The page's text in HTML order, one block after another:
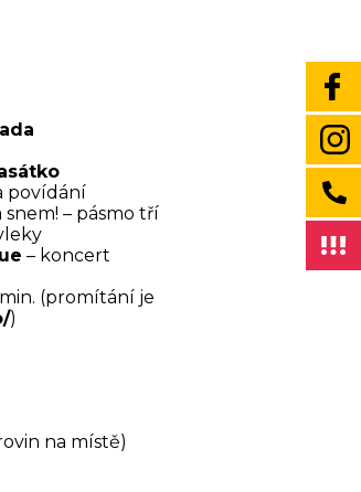
povídání
snem! – pásmo tří
– koncert
(promítání je
)
na místě)